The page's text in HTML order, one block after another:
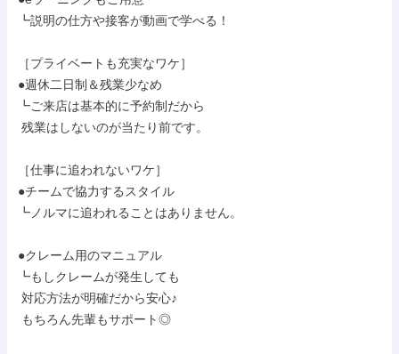
┗説明の仕方や接客が動画で学べる！
［プライベートも充実なワケ］
●週休二日制＆残業少なめ
┗ご来店は基本的に予約制だから
［仕事に追われないワケ］
●チームで協力するスタイル
┗ノルマに追われることはありません。
●クレーム用のマニュアル
┗もしクレームが発生しても